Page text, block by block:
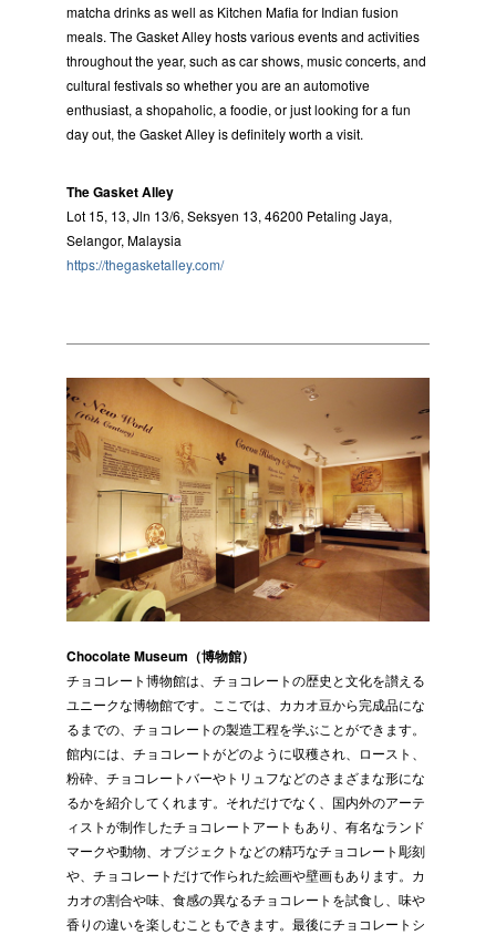
matcha drinks as well as Kitchen Mafia for Indian fusion
meals. The Gasket Alley hosts various events and activities
throughout the year, such as car shows, music concerts, and
cultural festivals so whether you are an automotive
enthusiast, a shopaholic, a foodie, or just looking for a fun
day out, the Gasket Alley is definitely worth a visit.
The Gasket Alley
Lot 15, 13, Jln 13/6, Seksyen 13, 46200 Petaling Jaya,
Selangor, Malaysia
https://thegasketalley.com/
Chocolate Museum（博物館）
チョコレート博物館は、チョコレートの歴史と文化を讃える
ユニークな博物館です。ここでは、カカオ豆から完成品にな
るまでの、チョコレートの製造工程を学ぶことができます。
館内には、チョコレートがどのように収穫され、ロースト、
粉砕、チョコレートバーやトリュフなどのさまざまな形にな
るかを紹介してくれます。それだけでなく、国内外のアーテ
ィストが制作したチョコレートアートもあり、有名なランド
マークや動物、オブジェクトなどの精巧なチョコレート彫刻
や、チョコレートだけで作られた絵画や壁画もあります。カ
カオの割合や味、食感の異なるチョコレートを試食し、味や
香りの違いを楽しむこともできます。最後にチョコレートシ